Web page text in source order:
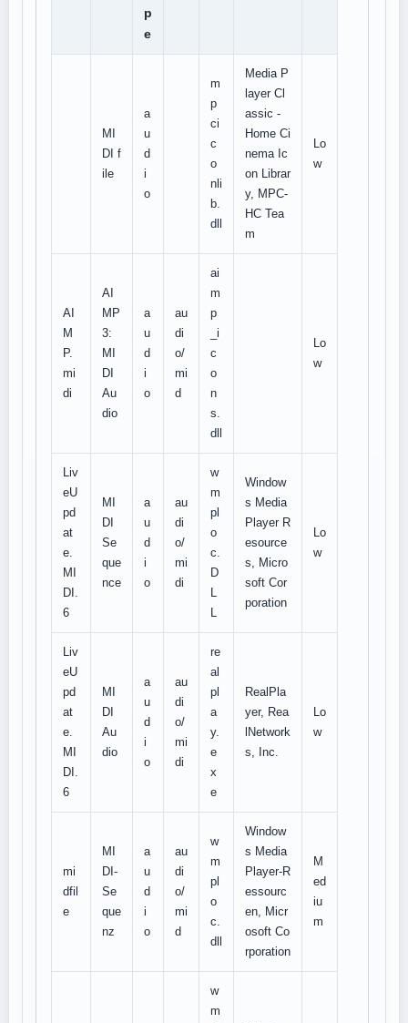
p
e
MI
DI f
ile
a
u
d
i
o
m
p
ci
c
o
nli
b.
dll
Media P
layer Cl
assic -
Home Ci
nema Ic
on Librar
y, MPC-
HC Tea
m
Lo
w
AI
M
P.
mi
di
AI
MP
3:
MI
DI
Au
dio
a
u
d
i
o
au
di
o/
mi
d
ai
m
p
_i
c
o
n
s.
dll
Lo
w
Liv
eU
pd
at
e.
MI
DI.
6
MI
DI
Se
que
nce
a
u
d
i
o
au
di
o/
mi
di
w
m
pl
o
c.
D
L
L
Window
s Media
Player R
esource
s, Micro
soft Cor
poration
Lo
w
Liv
eU
pd
at
e.
MI
DI.
6
MI
DI
Au
dio
a
u
d
i
o
au
di
o/
mi
di
re
al
pl
a
y.
e
x
e
RealPla
yer, Rea
lNetwork
s, Inc.
Lo
w
mi
dfil
e
MI
DI-
Se
que
nz
a
u
d
i
o
au
di
o/
mi
d
w
m
pl
o
c.
dll
Window
s Media
Player-R
essourc
en, Micr
osoft Co
rporation
M
ed
iu
m
w
m